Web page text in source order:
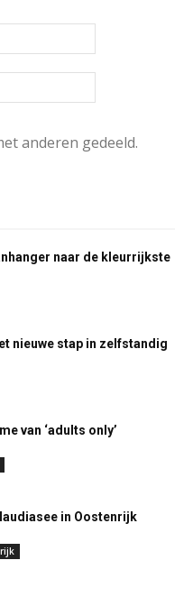
anderen gedeeld.
naar de kleurrijkste
nieuwe stap in zelfstandig
van ‘adults only’
in Oostenrijk